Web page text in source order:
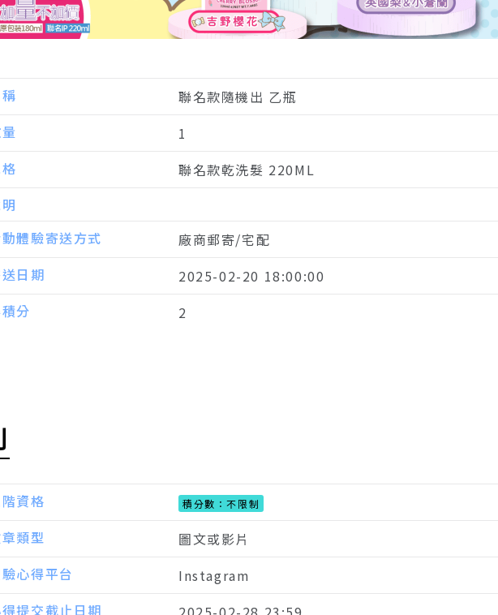
聯名款隨機出 乙瓶
1
聯名款乾洗髮 220ML
體驗寄送方式
廠商郵寄/宅配
日期
2025-02-20 18:00:00
分
2
資格 積分數：不限制
類型
圖文或影片
心得平台
Instagram
提交截止日期